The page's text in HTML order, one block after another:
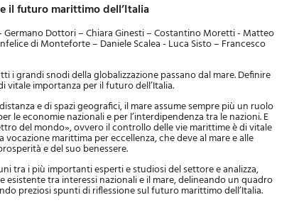
il futuro marittimo dell’Italia
Germano Dottori – Chiara Ginesti – Costantino Moretti - Matteo
di Monteforte – Daniele Scalea - Luca Sisto – Francesco
i grandi snodi della globalizzazione passano dal mare. Definire
vitale importanza per il futuro dell’Italia.
e di spazi geografici, il mare assume sempre più un ruolo
le economie nazionali e per l’interdipendenza tra le nazioni. E
del mondo», ovvero il controllo delle vie marittime è di vitale
vocazione marittima per eccellenza, che deve al mare e alle
e del suo benessere.
tra i più importanti esperti e studiosi del settore e analizza,
tra interessi nazionali e il mare, delineando un quadro
preziosi spunti di riflessione sul futuro marittimo dell’Italia.